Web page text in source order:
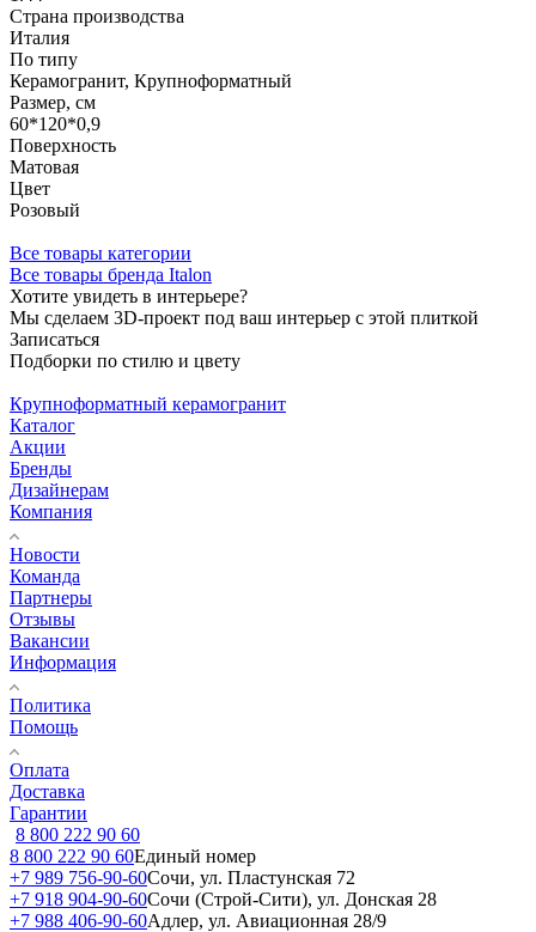
Страна производства
Италия
По типу
Керамогранит, Крупноформатный
Размер, см
60*120*0,9
Поверхность
Матовая
Цвет
Розовый
Все товары категории
Все товары бренда Italon
Хотите увидеть в интерьере?
Мы сделаем 3D-проект под ваш интерьер с этой плиткой
Записаться
Подборки по стилю и цвету
Крупноформатный керамогранит
Каталог
Акции
Бренды
Дизайнерам
Компания
Новости
Команда
Партнеры
Отзывы
Вакансии
Информация
Политика
Помощь
Оплата
Доставка
Гарантии
8 800 222 90 60
8 800 222 90 60Единый номер
+7 989 756-90-60Сочи, ул. Пластунская 72
+7 918 904-90-60Сочи (Строй-Сити), ул. Донская 28
+7 988 406-90-60Адлер, ул. Авиационная 28/9